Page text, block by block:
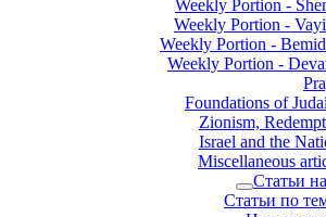
Weekly Portion -
Weekly Portion -
Weekly Portion -
Weekly Portion -
Foundations of
Zionism,
Israel and the
Miscellaneous
Статьи
Статьи по